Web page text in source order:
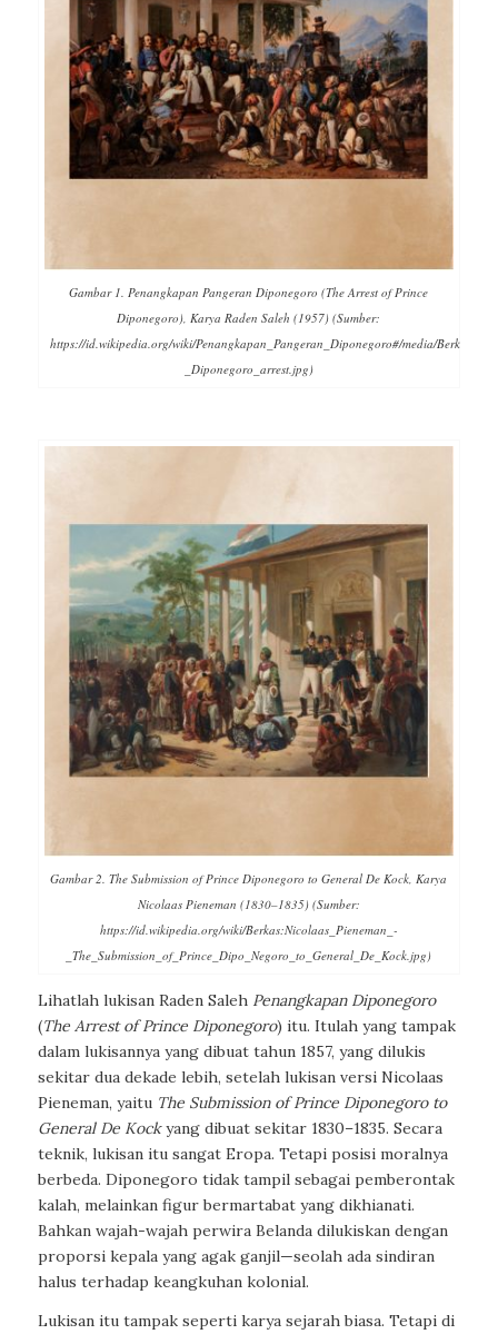
Gambar 1. Penangkapan Pangeran Diponegoro (The Arrest of Prince
Diponegoro), Karya Raden Saleh (1957) (Sumber:
https://id.wikipedia.org/wiki/Penangkapan_Pangeran_Diponegoro#/media/
_Diponegoro_arrest.jpg)
Gambar 2. The Submission of Prince Diponegoro to General De Kock, Karya
Nicolaas Pieneman (1830–1835) (Sumber:
https://id.wikipedia.org/wiki/Berkas:Nicolaas_Pieneman_-
_The_Submission_of_Prince_Dipo_Negoro_to_General_De_Kock.jpg)
Lihatlah lukisan Raden Saleh Penangkapan Diponegoro
(The Arrest of Prince Diponegoro) itu. Itulah yang tampak
dalam lukisannya yang dibuat tahun 1857, yang dilukis
sekitar dua dekade lebih, setelah lukisan versi Nicolaas
Pieneman, yaitu The Submission of Prince Diponegoro to
General De Kockyang dibuat sekitar 1830–1835. Secara
teknik, lukisan itu sangat Eropa. Tetapi posisi moralnya
berbeda. Diponegoro tidak tampil sebagai pemberontak
kalah, melainkan figur bermartabat yang dikhianati.
Bahkan wajah-wajah perwira Belanda dilukiskan dengan
proporsi kepala yang agak ganjil—seolah ada sindiran
halus terhadap keangkuhan kolonial.
Lukisan itu tampak seperti karya sejarah biasa. Tetapi di